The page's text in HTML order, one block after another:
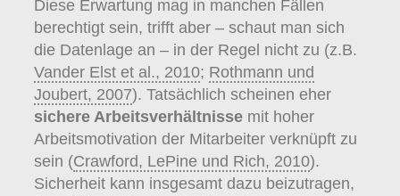
Diese Erwartung mag in manchen Fällen
berechtigt sein, trifft aber – schaut man sich
die Datenlage an – in der Regel nicht zu (z.B.
Vander Elst et al., 2010; Rothmann und
Joubert, 2007). Tatsächlich scheinen eher
sichere Arbeitsverhältnisse mit hoher
Arbeitsmotivation der Mitarbeiter verknüpft zu
sein (Crawford, LePine und Rich, 2010).
Sicherheit kann insgesamt dazu beizutragen,